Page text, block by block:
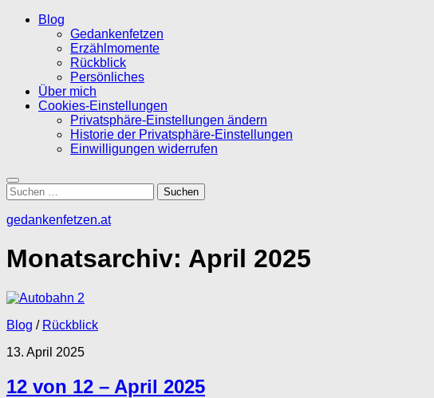
Blog
Gedankenfetzen
Erzählmomente
Rückblick
Persönliches
Über mich
Cookies-Einstellungen
Privatsphäre-Einstellungen ändern
Historie der Privatsphäre-Einstellungen
Einwilligungen widerrufen
Suchen
nach:
gedankenfetzen.at
Monatsarchiv: April 2025
2
Blog / Rückblick
13. April 2025
12 von 12 – April 2025